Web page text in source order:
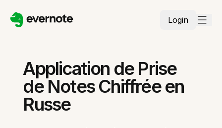
Login
Application de Prise
de Notes Chiffrée en
Russe